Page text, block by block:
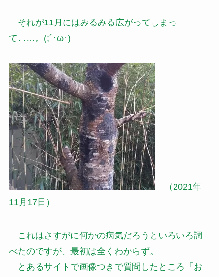
それが11月にはみるみる広がってしまっ
て……。(;´･ω･)
（2021年
11月17日）
これはさすがに何かの病気だろうといろいろ調
べたのですが、最初は全くわからず。
とあるサイトで画像つきで質問したところ「お